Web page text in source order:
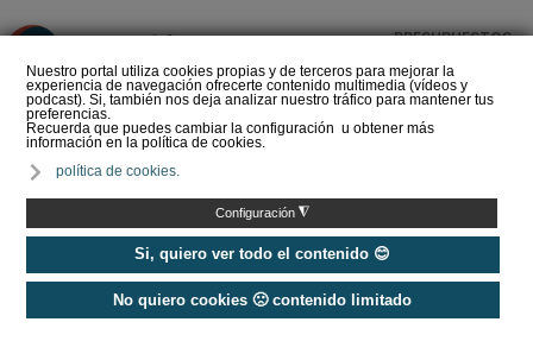
Nuestro portal utiliza cookies propias y de terceros para mejorar la
experiencia de navegación ofrecerte contenido multimedia (vídeos y
podcast). Si, también nos deja analizar nuestro tráfico para mantener tus
preferencias.
Recuerda que puedes cambiar la configuración u obtener más
información en la política de cookies.
política de cookies.
Configuración ◮
Si, quiero ver todo el contenido 😊
No quiero cookies 🙁 contenido limitado
PRESUPUESTOS
del Amperio (Episodio 3)
Etiquetas / válvula